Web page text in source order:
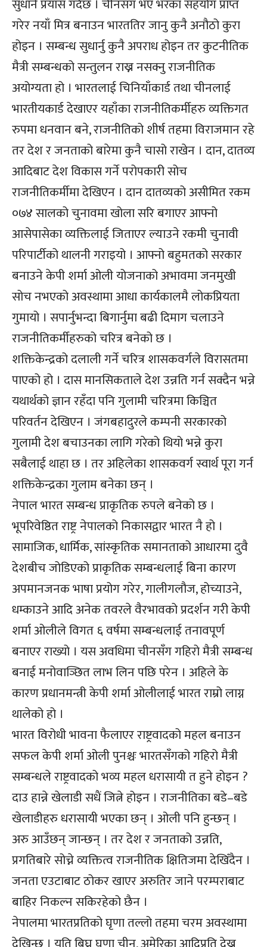
सुधार्ने प्रयास गर्दैछ । चीनसँग भए भरका सहयोग प्राप्त
गरेर नयाँ मित्र बनाउन भारततिर जानु कुनै अनौठो कुरा
होइन । सम्बन्ध सुधार्नु कुनै अपराध होइन तर कुटनीतिक
मैत्री सम्बन्धको सन्तुलन राख्न नसक्नु राजनीतिक
अयोग्यता हो । भारतलाई चिनियाँकार्ड तथा चीनलाई
भारतीयकार्ड देखाएर यहाँका राजनीतिकर्मीहरु व्यक्तिगत
रुपमा धनवान बने, राजनीतिको शीर्ष तहमा विराजमान रहे
तर देश र जनताको बारेमा कुनै चासो राखेन । दान, दातव्य
आदिबाट देश विकास गर्ने परोपकारी सोच
राजनीतिकर्मीमा देखिएन । दान दातव्यको असीमित रकम
०७४ सालको चुनावमा खोला सरि बगाएर आफ्नो
आसेपासेका व्यक्तिलाई जिताएर ल्याउने रकमी चुनावी
परिपार्टीको थालनी गराइयो । आफ्नो बहुमतको सरकार
बनाउने केपी शर्मा ओली योजनाको अभावमा जनमुखी
सोच नभएको अवस्थामा आधा कार्यकालमै लोकप्रियता
गुमायो । सपार्नुभन्दा बिगार्नुमा बढी दिमाग चलाउने
राजनीतिकर्मीहरुको चरित्र बनेको छ ।
शक्तिकेन्द्रको दलाली गर्ने चरित्र शासकवर्गले विरासतमा
पाएको हो । दास मानसिकताले देश उन्नति गर्न सक्दैन भन्ने
यथार्थको ज्ञान रहँदा पनि गुलामी चरित्रमा किञ्चित
परिवर्तन देखिएन । जंगबहादुरले कम्पनी सरकारको
गुलामी देश बचाउनका लागि गरेको थियो भन्ने कुरा
सबैलाई थाहा छ । तर अहिलेका शासकवर्ग स्वार्थ पूरा गर्न
शक्तिकेन्द्रका गुलाम बनेका छन् ।
नेपाल भारत सम्बन्ध प्राकृतिक रुपले बनेको छ ।
भूपरिवेष्ठित राष्ट्र नेपालको निकासद्वार भारत नै हो ।
सामाजिक, धार्मिक, सांस्कृतिक समानताको आधारमा दुवै
देशबीच जोडिएको प्राकृतिक सम्बन्धलाई बिना कारण
अपमानजनक भाषा प्रयोग गरेर, गालीगलौज, होच्याउने,
धम्काउने आदि अनेक तवरले वैरभावको प्रदर्शन गरी केपी
शर्मा ओलीले विगत ६ वर्षमा सम्बन्धलाई तनावपूर्ण
बनाएर राख्यो । यस अवधिमा चीनसँग गहिरो मैत्री सम्बन्ध
बनाई मनोवाञ्छित लाभ लिन पछि परेन । अहिले के
कारण प्रधानमन्त्री केपी शर्मा ओलीलाई भारत राम्रो लाग्न
थालेको हो ।
भारत विरोधी भावना फैलाएर राष्ट्रवादको महल बनाउन
सफल केपी शर्मा ओली पुनश्चः भारतसँगको गहिरो मैत्री
सम्बन्धले राष्ट्रवादको भव्य महल धरासायी त हुने होइन ?
दाउ हान्ने खेलाडी सधैं जित्ने होइन । राजनीतिका बडे–बडे
खेलाडीहरु धरासायी भएका छन् । ओली पनि हुन्छन् ।
अरु आउँछन् जान्छन् । तर देश र जनताको उन्नति,
प्रगतिबारे सोच्ने व्यक्तित्व राजनीतिक क्षितिजमा देखिँदैन ।
जनता एउटाबाट ठोकर खाएर अरुतिर जाने परम्पराबाट
बाहिर निकल्न सकिरहेको छैन ।
नेपालमा भारतप्रतिको घृणा तल्लो तहमा चरम अवस्थामा